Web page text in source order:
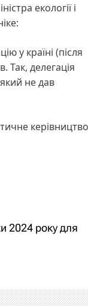
екології і
у країні (після
Так, делегація
не дав
керівництво
2024 року для